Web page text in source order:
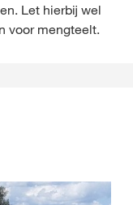
Let hierbij wel
voor mengteelt.